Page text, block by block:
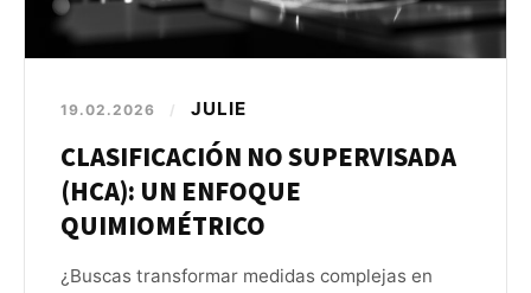
19.02.2026 / JULIE
CLASIFICACIÓN NO SUPERVISADA
(HCA): UN ENFOQUE
QUIMIOMÉTRICO
¿Buscas transformar medidas complejas en